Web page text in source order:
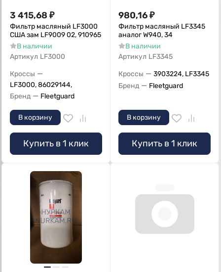
3 415,68 ₽
Фильтр масляный LF3000
США зам LF9009 02, 910965
В наличии
Артикул LF3000
Кроссы —
LF3000, 86029144,
Бренд — Fleetguard
В корзину
Купить в 1 клик
980,16₽
Фильтр масляный LF3345
аналог W940, 34
В наличии
Артикул LF3345
Кроссы — 3903224, LF3345
Бренд — Fleetguard
В корзину
Купить в 1 клик